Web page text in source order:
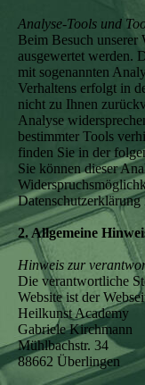
Analyse-Tools und
Beim Besuch unserer
ausgewertet werden.
mit sogenannten
Verhaltens erfolgt in
nicht zu Ihnen
Analyse
bestimmter Tools
finden Sie in der
Sie können dieser
2. Allgemeine
Hinweis zur
Die verantwortliche
Website ist der
Heilkunst Academy
Gabriele Kirchmann
Mühlbachstr. 34
88662 Überlingen